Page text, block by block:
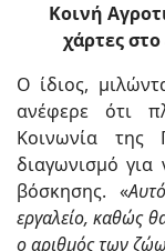
Κοινή
χάρτες
Ο ίδιος,
ανέφερε ότι
Κοινωνία της
διαγωνισμό
βόσκησης. «
εργαλείο, καθώς
ο αριθμός των